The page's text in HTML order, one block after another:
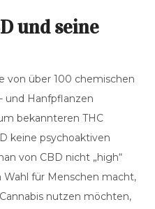
und seine
von über 100 chemischen
und Hanfpflanzen
bekannteren THC
keine psychoaktiven
von CBD nicht „high“
Wahl für Menschen macht,
nutzen möchten,